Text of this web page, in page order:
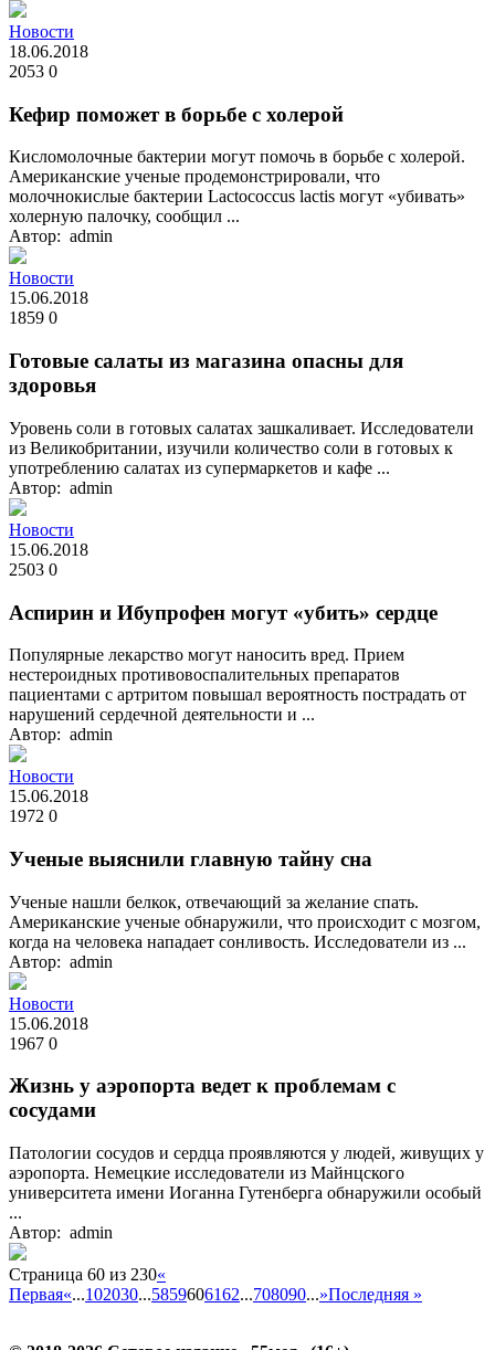
Новости
18.06.2018
2053 0
Кефир поможет в борьбе с холерой
Кисломолочные бактерии могут помочь в борьбе с холерой.
Американские ученые продемонстрировали, что
молочнокислые бактерии Lactococcus lactis могут «убивать»
холерную палочку, сообщил ...
Автор: admin
Новости
15.06.2018
1859 0
Готовые салаты из магазина опасны для
здоровья
Уровень соли в готовых салатах зашкаливает. Исследователи
из Великобритании, изучили количество соли в готовых к
употреблению салатах из супермаркетов и кафе ...
Автор: admin
Новости
15.06.2018
2503 0
Аспирин и Ибупрофен могут «убить» сердце
Популярные лекарство могут наносить вред. Прием
нестероидных противовоспалительных препаратов
пациентами с артритом повышал вероятность пострадать от
нарушений сердечной деятельности и ...
Автор: admin
Новости
15.06.2018
1972 0
Ученые выяснили главную тайну сна
Ученые нашли белкок, отвечающий за желание спать.
Американские ученые обнаружили, что происходит с мозгом,
когда на человека нападает сонливость. Исследователи из ...
Автор: admin
Новости
15.06.2018
1967 0
Жизнь у аэропорта ведет к проблемам с
сосудами
Патологии сосудов и сердца проявляются у людей, живущих у
аэропорта. Немецкие исследователи из Майнцского
университета имени Иоганна Гутенберга обнаружили особый
...
Автор: admin
Страница 60 из 230«
Первая«...102030...5859606162...708090...»Последняя »